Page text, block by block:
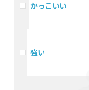
かっこいい
強い